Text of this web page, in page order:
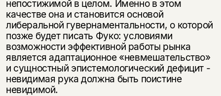
непостижимой в целом. Именно в этом
качестве она и становится основой
либеральной гувернаментальности, о которой
позже будет писать Фуко: условиями
возможности эффективной работы рынка
является адаптационное «невмешательство»
и сущностный эпистемологический дефицит -
невидимая рука должна быть поистине
невидимой.